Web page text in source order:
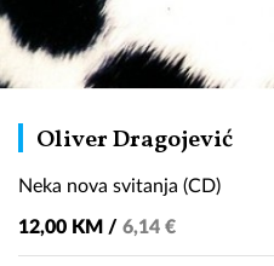
Oliver DragojevićNeka
Neka nova svitanja (CD)
12,00 KM / 6,14 €